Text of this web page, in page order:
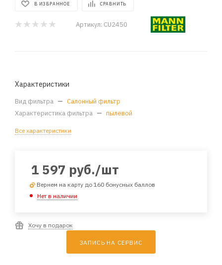
В ИЗБРАННОЕ СРАВНИТЬ
Артикул: CU2450
Характеристики
Вид фильтра — Салонный фильтр
Характеристика фильтра — пылевой
Все характеристики
1 597 руб./шт
Вернем на карту до 160 бонусных баллов
Нет в наличии
Хочу в подарок
ЗАПИСЬ НА СЕРВИС